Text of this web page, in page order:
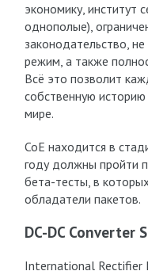
экономику, институт
однополые),
законодательство,
режим, а также
Всё это позволит
собственную
мире.
CoE находится в
году должны пройти
бета-тесты, в
обладатели пакетов.
DC-DC Converter
International Rectifier